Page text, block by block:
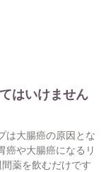
はいけません
は大腸癌の原因とな
癌や大腸癌になるリ
薬を飲むだけです